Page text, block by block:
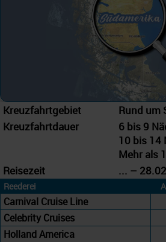
Kreuzfahrtgebiet
Rund um
Kreuzfahrtdauer
6 bis 9
10 bis 14
Mehr als
Reisezeit
... –
Reederei
Carnival Cruise Line
Celebrity Cruises
Holland America